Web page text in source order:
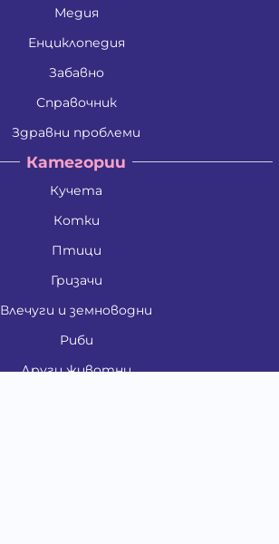
Медия
Енциклопедия
Забавно
Справочник
Здравни проблеми
Категории
Кучета
Котки
Птици
Гризачи
Влечуги и земноводни
Риби
Други животни